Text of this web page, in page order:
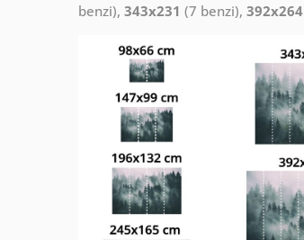
benzi), 343x231 (7 benzi), 392x264